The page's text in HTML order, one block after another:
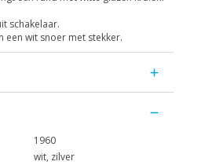
schakelaar.
een wit snoer met stekker.
1960
wit, zilver